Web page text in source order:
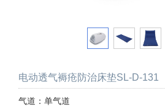
电动透气褥疮防治床垫SL-D-131
气道：单气道